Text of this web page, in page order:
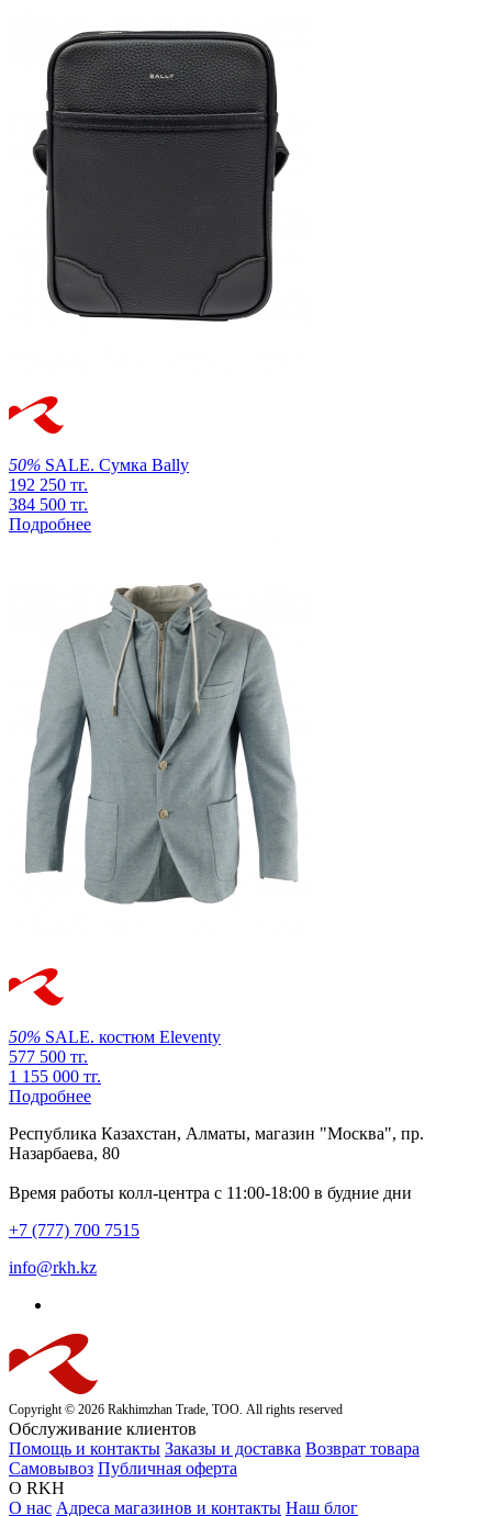
50% SALE. Сумка Bally
192 250 тг.
384 500 тг.
Подробнее
50% SALE. костюм Eleventy
577 500 тг.
1 155 000 тг.
Подробнее
Республика Казахстан, Алматы, магазин "Москва", пр.
Назарбаева, 80
Время работы колл-центра с 11:00-18:00 в будние дни
+7 (777) 700 7515
info@rkh.kz
Copyright © 2026 Rakhimzhan Trade, ТОО. All rights reserved
Обслуживание клиентов
Помощь и контакты Заказы и доставка Возврат товара
Самовывоз Публичная оферта
О RKH
О нас Адреса магазинов и контакты Наш блог